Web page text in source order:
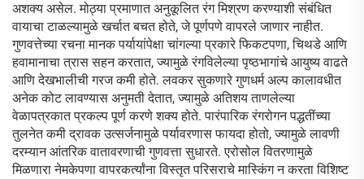
अशक्य असेल. मोठ्या प्रमाणात अनुकूलित रंग मिश्रण करण्याशी संबंधित
वायाचा टाळल्यामुळे खर्चात बचत होते, जे पूर्णपणे वापरले जाणार नाहीत.
गुणवत्तेच्या रचना मानक पर्यायांपेक्षा चांगल्या प्रकारे फिकटपणा, चिथडे आणि
हवामानाचा त्रास सहन करतात, ज्यामुळे रंगविलेल्या पृष्ठभागांचे आयुष्य वाढते
आणि देखभालीची गरज कमी होते. लवकर सुकणारे गुणधर्म अल्प कालावधीत
अनेक कोट लावण्यास अनुमती देतात, ज्यामुळे अतिशय ताणलेल्या
वेळापत्रकात प्रकल्प पूर्ण करणे शक्य होते. पारंपारिक रंगरोगन पद्धतींच्या
तुलनेत कमी द्रावक उत्सर्जनामुळे पर्यावरणास फायदा होतो, ज्यामुळे लावणी
दरम्यान आंतरिक वातावरणाची गुणवत्ता सुधारते. एरोसोल वितरणामुळे
मिळणारा नेमकेपणा वापरकर्त्यांना विस्तृत परिसराचे मास्किंग न करता विशिष्ट